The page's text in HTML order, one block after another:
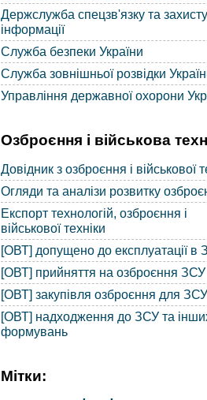
Держслужба спецзв'язку та захисту
інформації
Служба безпеки України
Служба зовнішньої розвідки
Управління державної охорони
Озброєння і військова
Довідник з озброєння і військової
Огляди та аналізи розвитку
Експорт технологій, озброєння і
військової техніки
[ОВТ] допущено до експлуатації в
[ОВТ] прийняття на озброєння ЗСУ
[ОВТ] закупівля озброєння для ЗСУ
[ОВТ] надходження до ЗСУ та
формувань
Мітки: